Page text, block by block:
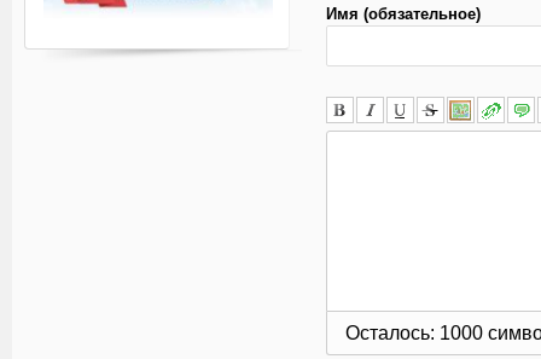
Имя (обязательное)
Осталось: 1000